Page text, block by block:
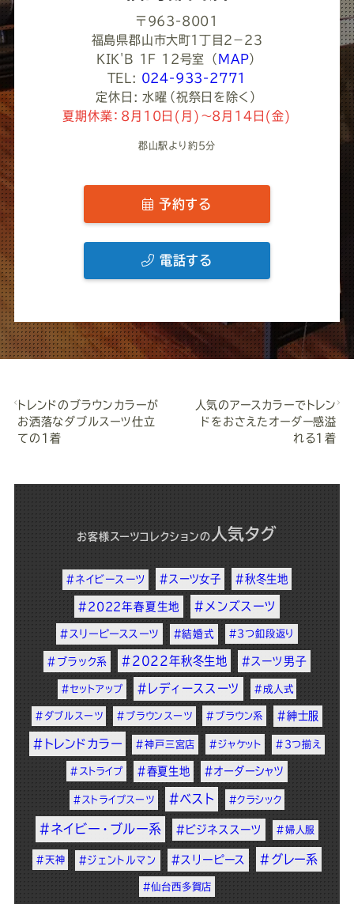
〒963-8001
福島県郡山市大町１丁目２−２３
KIK'B 1F 12号室
（ MAP）
TEL: 024-933-2771
定休日: 水曜（祝祭日を除く）
夏期休業：8月10日(月)～8月14日(金)
郡山駅より約5分
予約する
電話する
トレンドのブラウンカラーが
お洒落なダブルスーツ仕立
ての1着
人気のアースカラーでトレン
ドをおさえたオーダー感溢
れる1着
お客様スーツコレクションの 人気タグ
#ネイビースーツ #スーツ女子 #秋冬生地
#2022年春夏生地 #メンズスーツ
#スリーピーススーツ #結婚式 #3つ釦段返り
#ブラック系 #2022年秋冬生地 #スーツ男子
#セットアップ #レディーススーツ #成人式
#ダブルスーツ #ブラウンスーツ #ブラウン系 #紳士服
#トレンドカラー #神戸三宮店 #ジャケット #3つ揃え
#ストライプ #春夏生地 #オーダーシャツ
#ストライプスーツ #ベスト #クラシック
#ネイビー・ブルー系 #ビジネススーツ #婦人服
#天神 #ジェントルマン #スリーピース #グレー系
#仙台西多賀店